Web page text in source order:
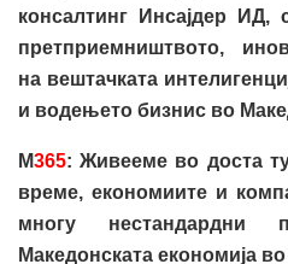
консалтинг Инсајдер ИД,
претприемништвото,
на вештачката
и водењето бизнис во
М365: Живееме во доста
време, економиите и
многу нестандардни
Македонската економија